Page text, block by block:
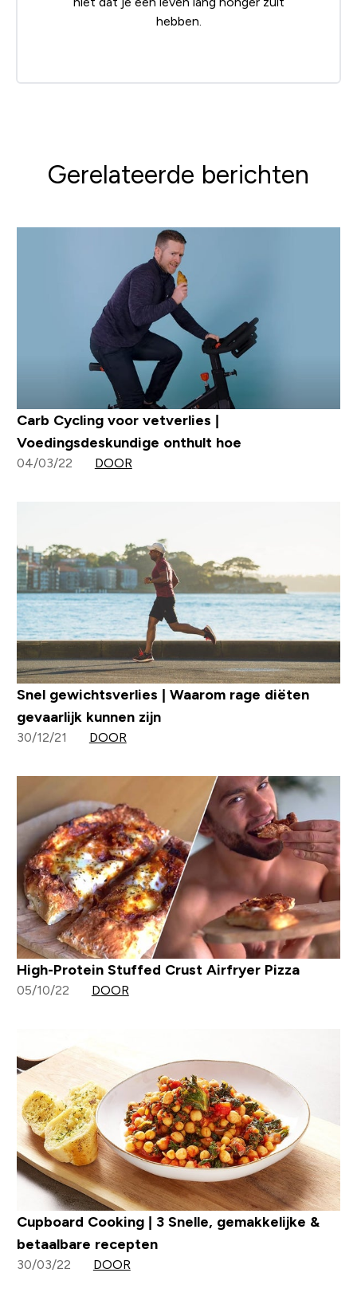
hebben.
Gerelateerde berichten
Carb Cycling voor vetverlies |
Voedingsdeskundige onthult hoe
04/03/22 DOOR
Snel gewichtsverlies | Waarom rage diëten
gevaarlijk kunnen zijn
30/12/21 DOOR
High-Protein Stuffed Crust Airfryer Pizza
05/10/22 DOOR
Cupboard Cooking | 3 Snelle, gemakkelijke &
betaalbare recepten
30/03/22 DOOR